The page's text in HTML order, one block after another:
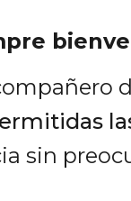
sin